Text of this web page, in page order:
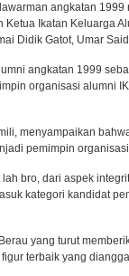
angkatan 1999
Ikatan Keluarga
Didik Gatot, Umar
angkatan 1999
organisasi alumni
menyampaikan
pemimpin
bro, dari aspek
kategori kandidat
yang turut
terbaik yang